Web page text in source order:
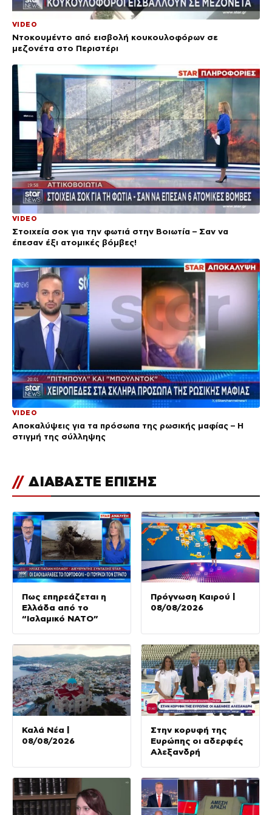
VIDEO
Ντοκουμέντο από εισβολή κουκουλοφόρων σε
μεζονέτα στο Περιστέρι
VIDEO
Στοιχεία σοκ για την φωτιά στην Βοιωτία – Σαν να
έπεσαν έξι ατομικές βόμβες!
VIDEO
Αποκαλύψεις για τα πρόσωπα της ρωσικής μαφίας – Η
στιγμή της σύλληψης
// ΔΙΑΒΑΣΤΕ ΕΠΙΣΗΣ
Πως επηρεάζεται η
Ελλάδα από το
“Ισλαμικό ΝΑΤΟ”
Πρόγνωση Καιρού |
08/08/2026
Καλά Νέα |
08/08/2026
Στην κορυφή της
Ευρώπης οι αδερφές
Αλεξανδρή